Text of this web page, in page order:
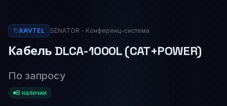
XAVTEL SENATOR - Конференц-система
Кабель DLCA-1000L (CAT+POWER)
По запросу
В наличии